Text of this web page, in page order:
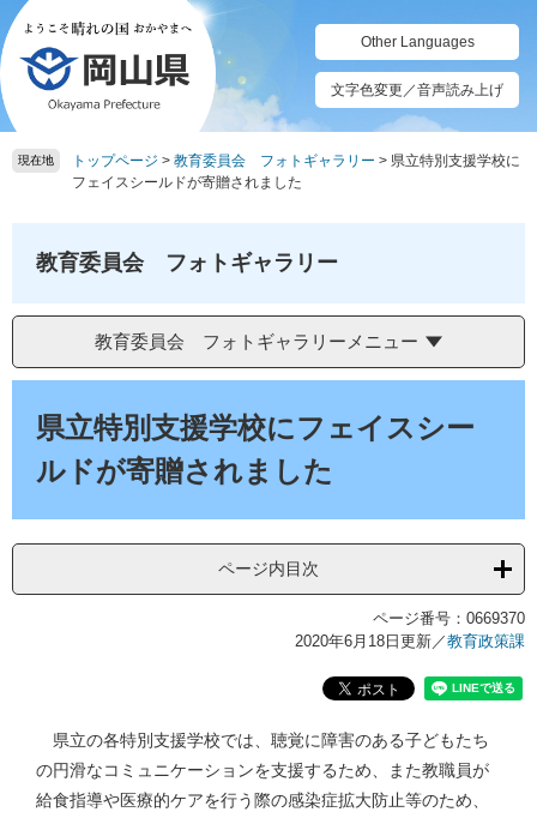
ペ
ー
ジ
の
先
頭
メ
ニ
ュ
ー
を
飛
Other Languages
文字色変更／音声読み上げ
現在地 トップページ > 教育委員会 フォトギャラリー > 県立特別支援学校に
フェイスシールドが寄贈されました
教育委員会 フォトギャラリー
教育委員会 フォトギャラリーメニュー
県立特別支援学校にフェイスシー
ルドが寄贈されました
ページ内目次
ページ番号：0669370
2020年6月18日更新／教育政策課
県立の各特別支援学校では、聴覚に障害のある子どもたち
の円滑なコミュニケーションを支援するため、また教職員が
給食指導や医療的ケアを行う際の感染症拡大防止等のため、